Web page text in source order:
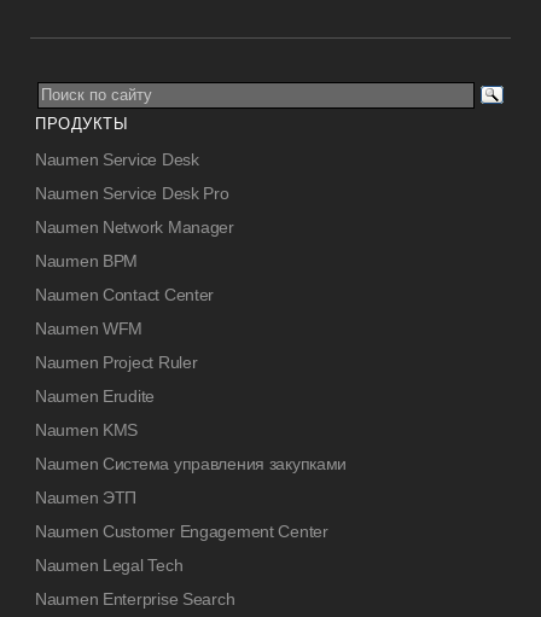
ПРОДУКТЫ
Naumen Service Desk
Naumen Service Desk Pro
Naumen Network Manager
Naumen BPM
Naumen Contact Center
Naumen WFM
Naumen Project Ruler
Naumen Erudite
Naumen KMS
Naumen Система управления закупками
Naumen ЭТП
Naumen Customer Engagement Center
Naumen Legal Tech
Naumen Enterprise Search